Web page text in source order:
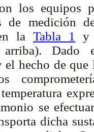
los equipos
de medición
la Tabla 1
y
arriba).
hecho de que
se
dicha